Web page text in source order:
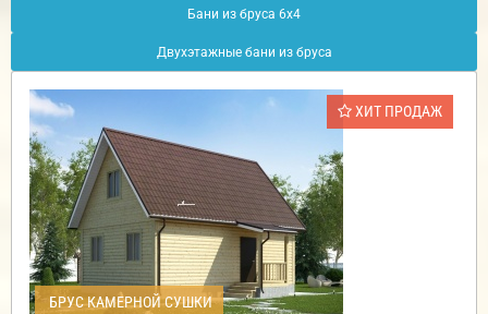
Бани из бруса 6х4
Двухэтажные бани из бруса
ХИТ ПРОДАЖ
БРУС КАМЕРНОЙ СУШКИ